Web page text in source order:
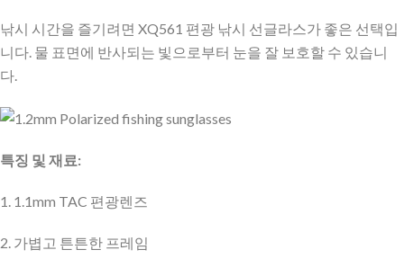
낚시 시간을 즐기려면 XQ561 편광 낚시 선글라스가 좋은 선택입
니다. 물 표면에 반사되는 빛으로부터 눈을 잘 보호할 수 있습니
다.
특징 및 재료:
1. 1.1mm TAC 편광렌즈
2. 가볍고 튼튼한 프레임